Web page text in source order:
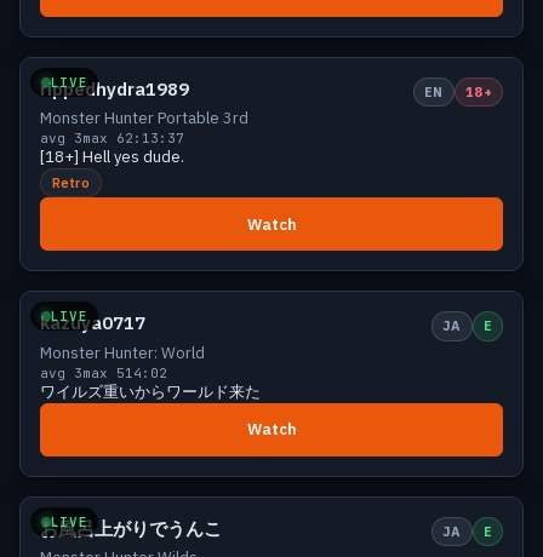
LIVE
Small 5 viewers
rippedhydra1989 EN 18+
Monster Hunter Portable 3rd
avg 3max 62:13:37
[18+] Hell yes dude.
Retro
Watch
LIVE
Small 5 viewers
kazuya0717 JA E
Monster Hunter: World
avg 3max 514:02
ワイルズ重いからワールド来た
Watch
LIVE
Small 5 viewers
お風呂上がりでうんこ JA E